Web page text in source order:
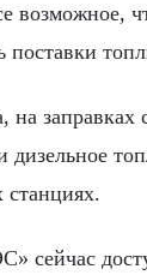
возможное,
поставки
на
станциях.
сейчас